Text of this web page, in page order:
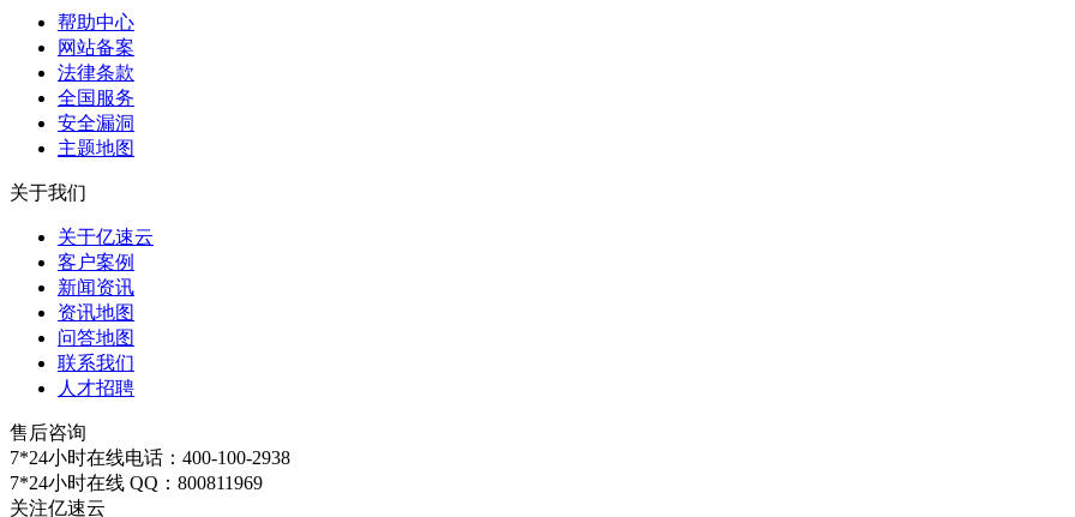
帮助中心
网站备案
法律条款
全国服务
安全漏洞
主题地图
关于我们
关于亿速云
客户案例
新闻资讯
资讯地图
问答地图
联系我们
人才招聘
售后咨询
7*24小时在线电话： 400-100-2938
7*24小时在线 QQ： 800811969
关注亿速云